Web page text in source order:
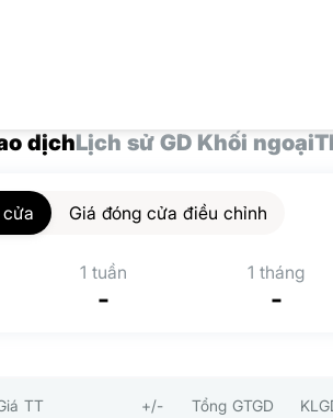
dịchLịch sử GD Khối ngoại
Giá đóng cửa điều chỉnh
1 tuần
-
1 tháng
-
TT +/- Tổng GTGD